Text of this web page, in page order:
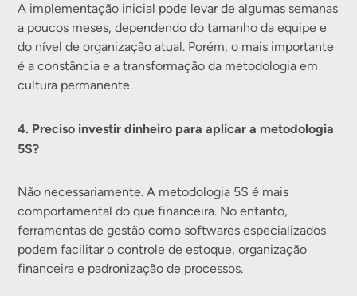
A implementação inicial pode levar de algumas semanas
a poucos meses, dependendo do tamanho da equipe e
do nível de organização atual. Porém, o mais importante
é a constância e a transformação da metodologia em
cultura permanente.
4. Preciso investir dinheiro para aplicar a metodologia
5S?
Não necessariamente. A metodologia 5S é mais
comportamental do que financeira. No entanto,
ferramentas de gestão como softwares especializados
podem facilitar o controle de estoque, organização
financeira e padronização de processos.